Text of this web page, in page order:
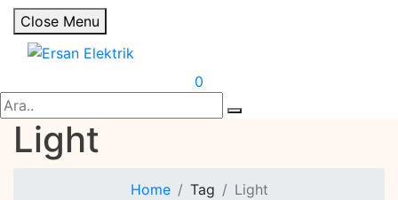
Close Menu
0
Search
Light
Home Tag Light